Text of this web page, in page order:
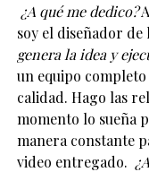
¿A qué me dedico?
soy el diseñador
genera la idea y
un equipo
calidad. Hago las
momento lo sueña
manera constante
video entregado.